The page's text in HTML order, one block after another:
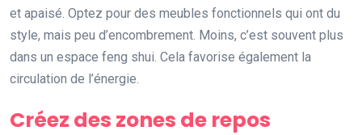
et apaisé. Optez pour des meubles fonctionnels qui ont du
style, mais peu d’encombrement. Moins, c’est souvent plus
dans un espace feng shui. Cela favorise également la
circulation de l’énergie.
Créez des zones de repos